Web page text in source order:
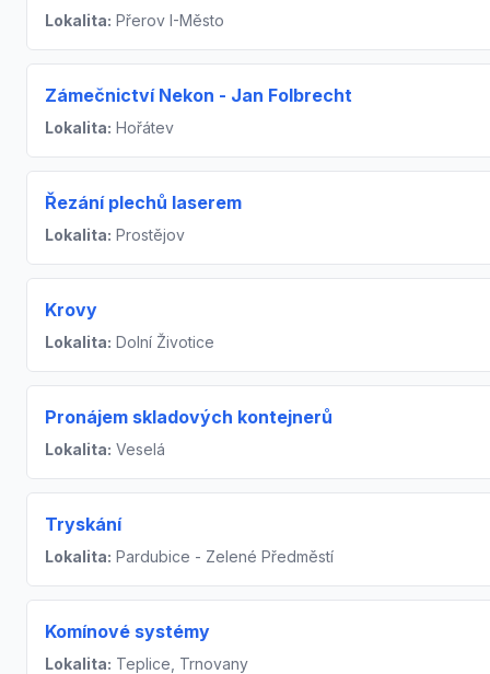
Lokalita: Přerov I-Město
Zámečnictví Nekon - Jan Folbrecht
Lokalita: Hořátev
Řezání plechů laserem
Lokalita: Prostějov
Krovy
Lokalita: Dolní Životice
Pronájem skladových kontejnerů
Lokalita: Veselá
Tryskání
Lokalita: Pardubice - Zelené Předměstí
Komínové systémy
Lokalita: Teplice, Trnovany